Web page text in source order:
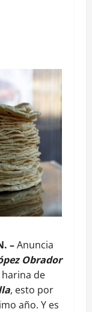
–Anuncia
Obrador
de
, esto por
año. Y es